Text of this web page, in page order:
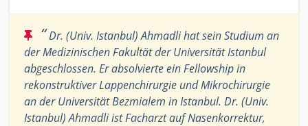
“Dr. (Univ. Istanbul) Ahmadli hat sein Studium an
der Medizinischen Fakultät der Universität Istanbul
abgeschlossen. Er absolvierte ein Fellowship in
rekonstruktiver Lappenchirurgie und Mikrochirurgie
an der Universität Bezmialem in Istanbul. Dr. (Univ.
Istanbul) Ahmadli ist Facharzt auf Nasenkorrektur,